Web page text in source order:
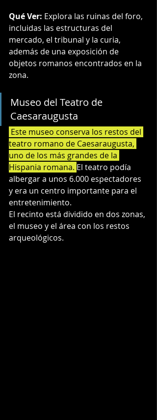
Qué Ver: Explora las ruinas del foro,
incluidas las estructuras del
mercado, el tribunal y la curia,
además de una exposición de
objetos romanos encontrados en la
zona.
Museo del Teatro de
Caesaraugusta
teatro romano de Caesaraugusta,
uno de los más grandes de la
Hispania romana. El teatro podía
albergar a unos 6.000 espectadores
y era un centro importante para el
entretenimiento.
El recinto está dividido en dos zonas,
el museo y el área con los restos
arqueológicos.